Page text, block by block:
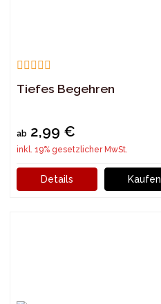
Tiefes Begehren
ab 2,99 €
inkl. 19% gesetzlicher MwSt.
Details Kaufen